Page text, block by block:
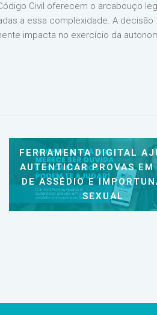
Civil oferecem o arcabouço
a essa complexidade. A
impacta no exercício da
FERRAMENTA DIGITAL
AUTENTICAR PROVAS EM
DE ASSÉDIO E
SEXUAL